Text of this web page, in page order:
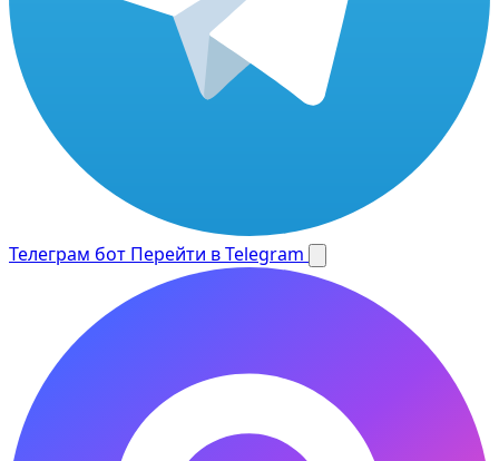
Телеграм бот Перейти в Telegram